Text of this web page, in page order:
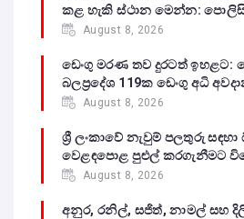
කළ හැකි ස්ථාන මෙන්න:
August 8, 2026
ඩෙංගු මරණ තව දුරටත් ඉහළට:
බලප්‍රදේශ 119ක ඩෙංගු අධි
August 8, 2026
ශ්‍රී ලංකාවේ නැවුම් පලතුරු සඳහා
වෙළඳපොළ පුළුල් කරගැනීමට
August 8, 2026
අනුර, රනිල්, සජිත්, නාමල් සහ